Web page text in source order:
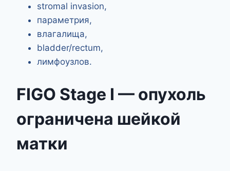
stromal invasion,
параметрия,
влагалища,
bladder/rectum,
лимфоузлов.
FIGO Stage I — опухоль
ограничена шейкой
матки